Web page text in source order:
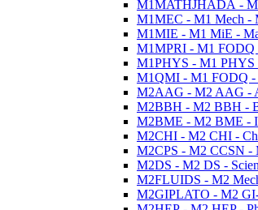
M1MATHJHADA -
M1MEC - M1 Mech -
M1MIE - M1 MiE -
M1MPRI - M1 FODQ
M1PHYS - M1 PHYS
M1QMI - M1 FODQ -
M2AAG - M2 AAG -
M2BBH - M2 BBH -
M2BME - M2 BME -
M2CHI - M2 CHI -
M2CPS - M2 CCSN -
M2DS - M2 DS -
M2FLUIDS - M2
M2GIPLATO - M2 GI-